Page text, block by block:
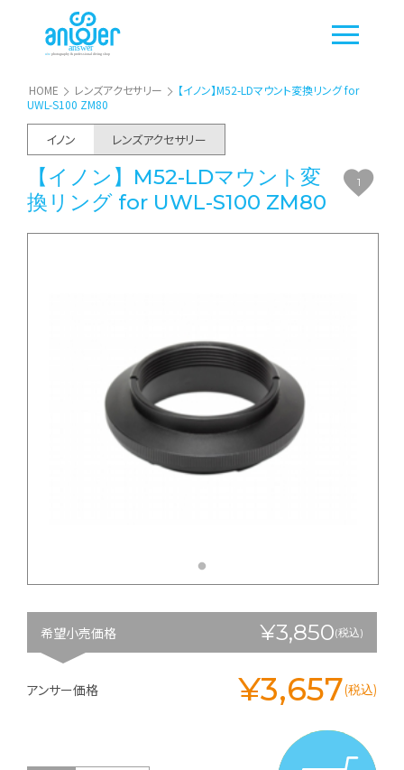
HOME レンズアクセサリー
【イノン】M52-LDマウント変換リング for
UWL-S100 ZM80
イノン レンズアクセサリー
【イノン】M52-LDマウント変
換リング for UWL-S100 ZM80
1
希望小売価格 ¥3,850(税込)
アンサー価格 ¥3,657(税込)